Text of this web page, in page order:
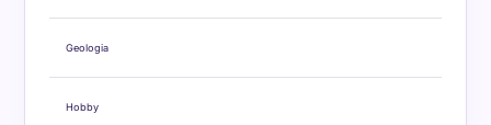
Geologia
Hobby